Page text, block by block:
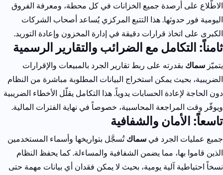
الاطّلاع على أرصدة جميع الخزانات في كل محطة، ومعرفة الفروق
اليومية فور حدوثها.هذا التتبع المركزي يُساعد أصحاب الشركات
الكبرى على اتخاذ قرارات دقيقة في إدارة المخزون وإعادة التوريد.
ثامناً: التكامل مع الضرائب والتقارير الرسمية
يتميّز سماك بقدرته على ربط تقارير الجرد بالمبيعات والإقرارات
الضريبية، بحيث يمكن استخراج البيانات المطلوبة مباشرة من النظام
دون الحاجة لإعادة الحسابات يدوياً.هذا التكامل يقلّل الأخطاء الضريبية
ويوفّر وقت المراجعة المحاسبية، خصوصاً في نهاية الفترات المالية.
تاسعاً: الأمان والشفافية
جميع عمليات الجرد في سماكتُسجَّل بتواريخها وأسماء المستخدمين
الذين قاموا بها، مما يضمن الشفافية والمساءلة.كما يحفظ النظام
نسخاً احتياطية آلية يومية، بحيث لا يمكن فقدان أي بيانات مهمة حتى